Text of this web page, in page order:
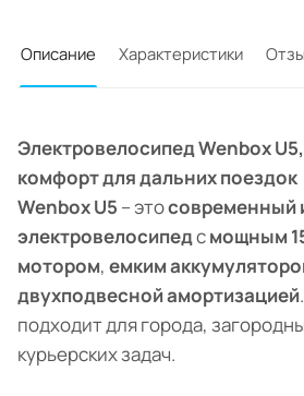
Описание Характеристики
Электровелосипед Wenbox
комфорт для дальних поездок
Wenbox U5 – этосовременный
электровелосипедсмощным
мотором, емким
двухподвесной амортизацией
подходит для города,
курьерских задач.